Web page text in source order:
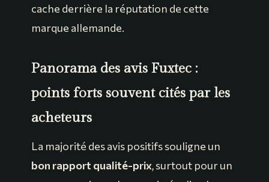
cache derrière la réputation de cette
marque allemande.
Panorama des avis Fuxtec :
points forts souvent cités par les
acheteurs
La majorité des avis positifs souligne un
bon rapport qualité-prix, surtout pour un